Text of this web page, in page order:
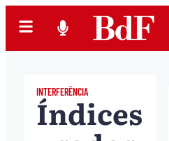
INTERFERÊNCIA
Índices